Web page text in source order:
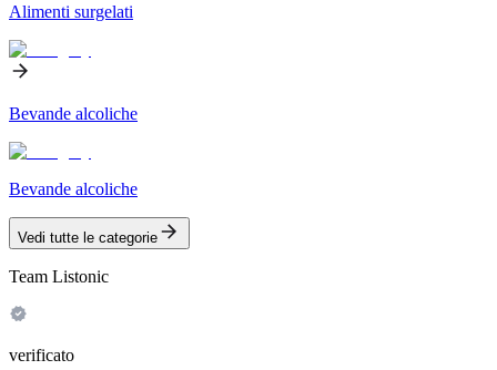
Alimenti surgelati
Bevande alcoliche
Bevande alcoliche
Vedi tutte le categorie
Team Listonic
verificato